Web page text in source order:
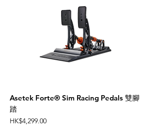
Asetek Forte® Sim Racing Pedals 雙腳
踏
Price
HK$4,299.00